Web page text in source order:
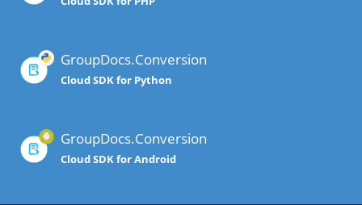
GroupDocs.Conversion
Cloud SDK for Python
GroupDocs.Conversion
Cloud SDK for Android